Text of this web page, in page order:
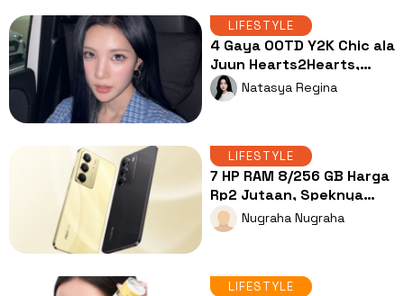
LIFESTYLE
4 Gaya OOTD Y2K Chic ala
Juun Hearts2Hearts,
Manis tapi Tetap Edgy!
Natasya Regina
LIFESTYLE
7 HP RAM 8/256 GB Harga
Rp2 Jutaan, Speknya
Bikin Kaget!
Nugraha Nugraha
LIFESTYLE